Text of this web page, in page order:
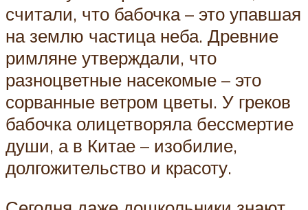
считали, что бабочка – это упавшая
на землю частица неба. Древние
римляне утверждали, что
разноцветные насекомые – это
сорванные ветром цветы. У греков
бабочка олицетворяла бессмертие
души, а в Китае – изобилие,
долгожительство и красоту.